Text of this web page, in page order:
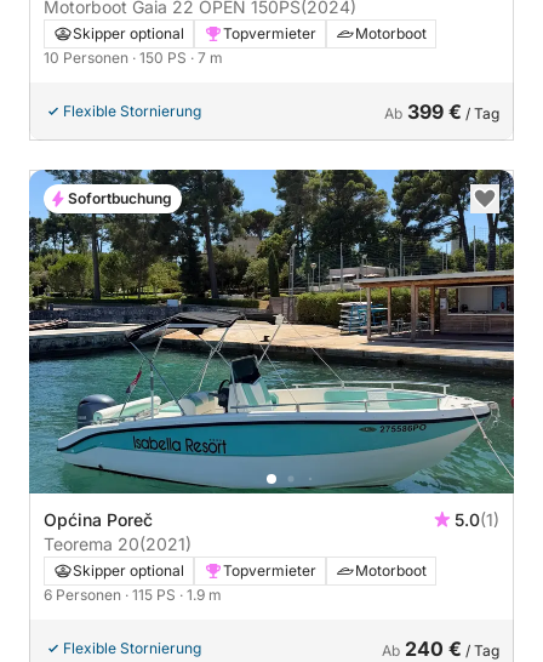
Motorboot Gaia 22 OPEN 150PS(2024)
Skipper optional Topvermieter
Motorboot
10 Personen · 150 PS · 7 m
Flexible Stornierung Ab 399 € / Tag
Općina Poreč 5.0(1)
Teorema 20(2021)
Skipper optional Topvermieter
Motorboot
6 Personen · 115 PS · 1.9 m
Flexible Stornierung Ab 240 € / Tag
Sofortbuchung